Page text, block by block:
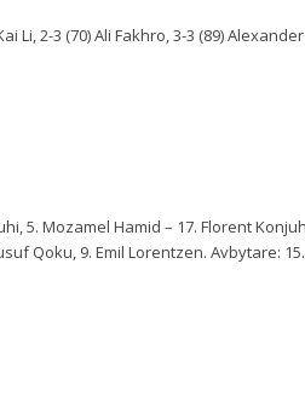
Li, 2-3 (70) Ali Fakhro, 3-3 (89)
5. Mozamel Hamid – 17. Florent
Qoku, 9. Emil Lorentzen. Avbytare: